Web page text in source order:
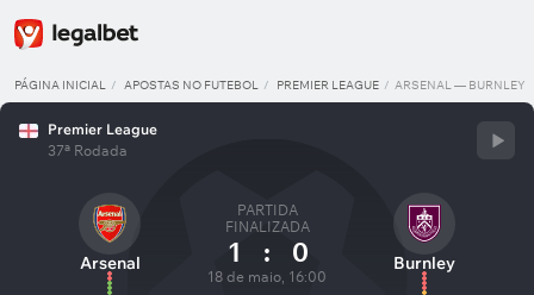
PÁGINA INICIAL APOSTAS NO FUTEBOL PREMIER LEAGUE ARSENAL — BURNLEY
Premier League
37ª Rodada
Arsenal
PARTIDA
FINALIZADA
1 : 0
18 de maio, 16:00
Burnley